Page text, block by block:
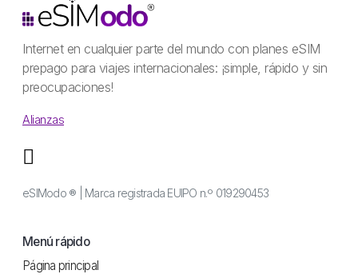
Internet en cualquier parte del mundo con planes eSIM
prepago para viajes internacionales: ¡simple, rápido y sin
preocupaciones!
Alianzas
eSIModo ® | Marca registrada EUIPO n.º 019290453
Menú rápido
Página principal